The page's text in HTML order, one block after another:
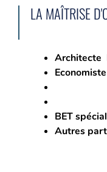
LA MAÎTRISE
Architecte
Economiste
BET
Autres